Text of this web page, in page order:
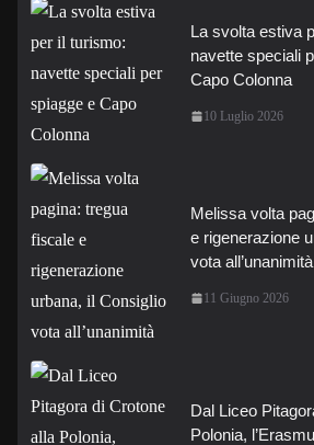
La svolta estiva
navette speciali
Capo Colonna
10 Luglio 2026
Melissa volta
e rigenerazione
vota all’unanimità
11 Giugno 2026
Dal Liceo
Polonia,